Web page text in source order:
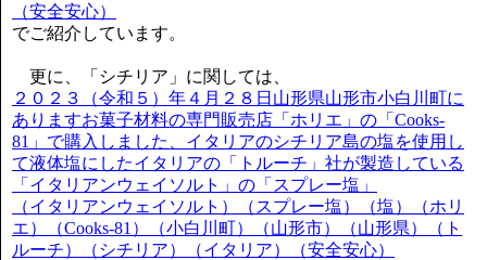
（安全安心）
でご紹介しています。
更に、「シチリア」に関しては、
２０２３（令和５）年４月２８日山形県山形市小白川町に
ありますお菓子材料の専門販売店「ホリエ」の「Cooks-
81」で購入しました、イタリアのシチリア島の塩を使用し
て液体塩にしたイタリアの「トルーチ」社が製造している
「イタリアンウェイソルト」の「スプレー塩」
（イタリアンウェイソルト）（スプレー塩）（塩）（ホリ
エ）（Cooks-81）（小白川町）（山形市）（山形県）（ト
ルーチ）（シチリア）（イタリア）（安全安心）